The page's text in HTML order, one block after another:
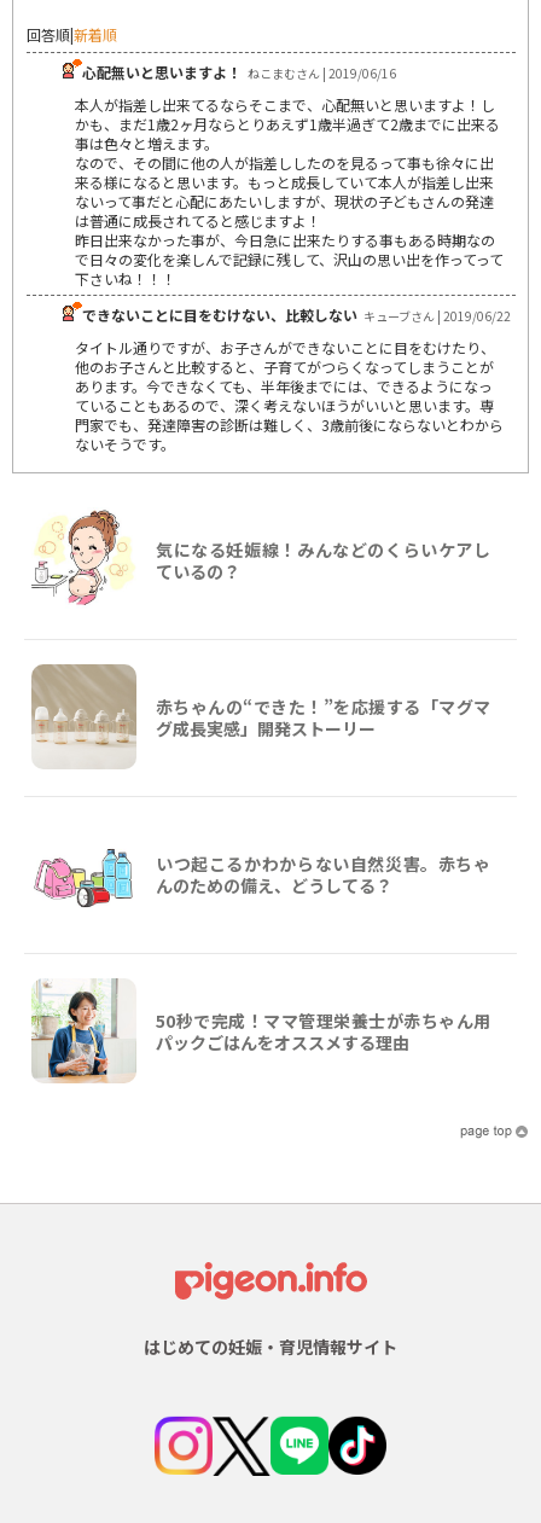
回答順|新着順
心配無いと思いますよ！
ねこまむさん | 2019/06/16
本人が指差し出来てるならそこまで、心配無いと思いますよ！し
かも、まだ1歳2ヶ月ならとりあえず1歳半過ぎて2歳までに出来る
事は色々と増えます。
なので、その間に他の人が指差ししたのを見るって事も徐々に出
来る様になると思います。もっと成長していて本人が指差し出来
ないって事だと心配にあたいしますが、現状の子どもさんの発達
は普通に成長されてると感じますよ！
昨日出来なかった事が、今日急に出来たりする事もある時期なの
で日々の変化を楽しんで記録に残して、沢山の思い出を作ってって
下さいね！！！
できないことに目をむけない、比較しない キューブさん | 2019/06/22
タイトル通りですが、お子さんができないことに目をむけたり、
他のお子さんと比較すると、子育てがつらくなってしまうことが
あります。今できなくても、半年後までには、できるようになっ
ていることもあるので、深く考えないほうがいいと思います。専
門家でも、発達障害の診断は難しく、3歳前後にならないとわから
ないそうです。
気になる妊娠線！みんなどのくらいケアし
ているの？
赤ちゃんの“できた！”を応援する「マグマ
グ成長実感」開発ストーリー
いつ起こるかわからない自然災害。赤ちゃ
んのための備え、どうしてる？
50秒で完成！ママ管理栄養士が赤ちゃん用
パックごはんをオススメする理由
はじめての妊娠・育児情報サイト